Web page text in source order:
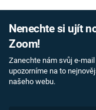
Nenechte si ujít
Zoom!
Zanechte nám svůj e-mail
upozorníme na to
našeho webu.